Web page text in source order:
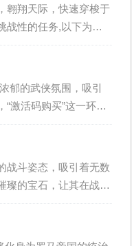
翱翔天际，快速穿梭于
战性的任务,以下为大
级需达到70级，并且
郁的武侠氛围，吸引
激活码购买”这一环节
待。 官方正规购买渠道
战斗姿态，吸引着无数
璨的宝石，让其在战斗
其高超的剑术和强大